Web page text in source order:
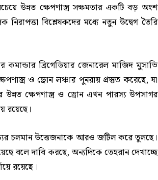
উন্নত ক্ষেপণাস্ত্র সক্ষমতার একটি বড় অংশ
বিশ্লেষকদের মধ্যে নতুন উদ্বেগ তৈরি
কমান্ডার ব্রিগেডিয়ার জেনারেল মাজিদ মুসাভি
ও ড্রোন লঞ্চার পুনরায় প্রস্তুত করেছে, যা
ক্ষেপণাস্ত্র ও ড্রোন এখন পারস্য উপসাগর
রয়েছে।
চলমান উত্তেজনাকে আরও জটিল করে তুলছে।
বলে দাবি করছে, অন্যদিকে তেহরান দেখাচ্ছে
রয়েছে।